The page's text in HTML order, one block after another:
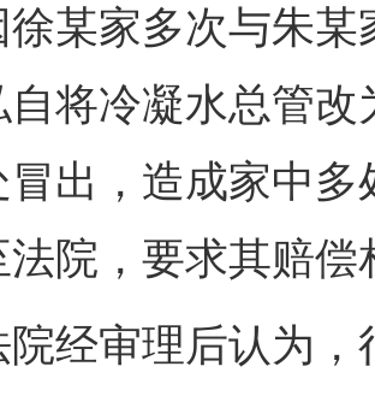
家多次与朱某
自将冷凝水总管
冒出，造成家中多
法院，要求其赔偿
审理后认为，